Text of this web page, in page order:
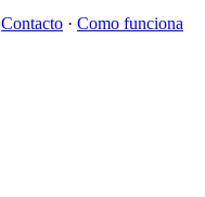
Contacto · Como funciona